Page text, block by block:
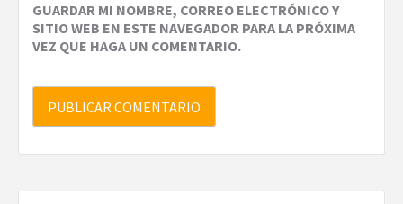
GUARDAR MI NOMBRE, CORREO ELECTRÓNICO Y
SITIO WEB EN ESTE NAVEGADOR PARA LA PRÓXIMA
VEZ QUE HAGA UN COMENTARIO.